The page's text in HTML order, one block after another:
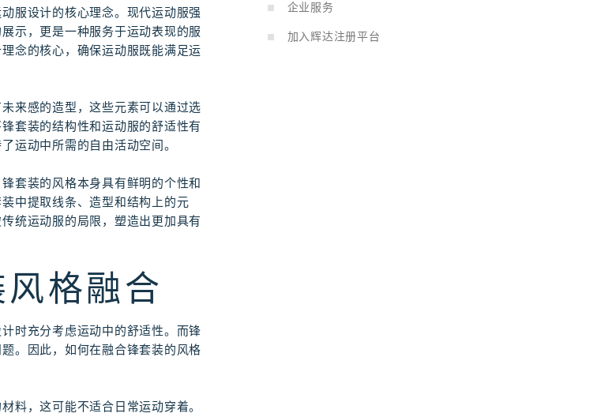
服设计的核心理念。现代运动服强
示，更是一种服务于运动表现的服
念的核心，确保运动服既能满足运
来感的造型，这些元素可以通过选
套装的结构性和运动服的舒适性有
运动中所需的自由活动空间。
套装的风格本身具有鲜明的个性和
中提取线条、造型和结构上的元
统运动服的局限，塑造出更加具有
格融合
时充分考虑运动中的舒适性。而锋
。因此，如何在融合锋套装的风格
料，这可能不适合日常运动穿着。
企业服务
加入辉达注册平台